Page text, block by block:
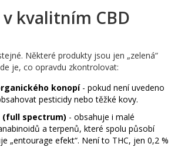
kvalitním CBD
Některé produkty jsou jen „zelená“
je, co opravdu zkontrolovat:
konopí- pokud není uvedeno
pesticidy nebo těžké kovy.
(full spectrum) - obsahuje i malé
a terpenů, které spolu působí
„entourage efekt“. Není to THC, jen 0,2 %